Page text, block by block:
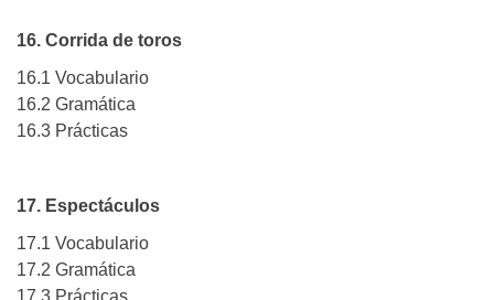
16. Corrida de toros
16.1 Vocabulario
16.2 Gramática
16.3 Prácticas
17. Espectáculos
17.1 Vocabulario
17.2 Gramática